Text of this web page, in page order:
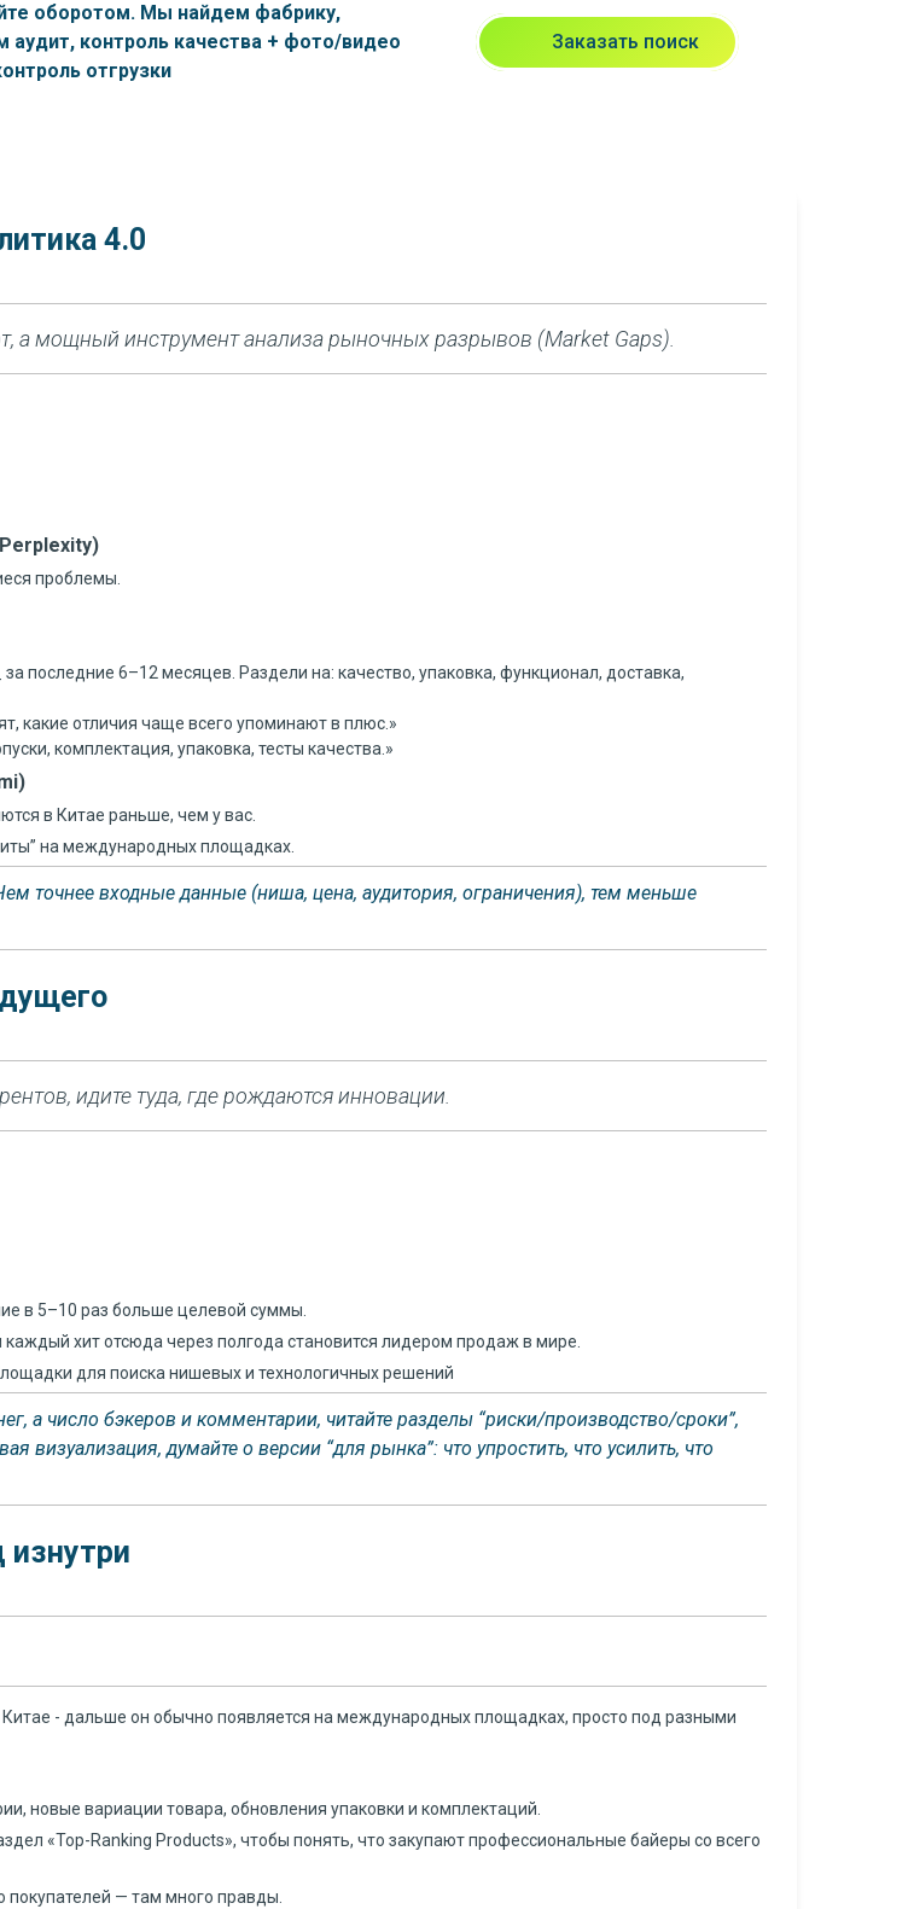
оборотом. Мы найдем фабрику,
аудит, контроль качества + фото/видео
отгрузки
Заказать поиск
4.0
а мощный инструмент анализа рыночных разрывов (Market Gaps).
проблемы.
последние 6–12 месяцев. Раздели на: качество, упаковка, функционал, доставка,
какие отличия чаще всего упоминают в плюс.»
комплектация, упаковка, тесты качества.»
в Китае раньше, чем у вас.
на международных площадках.
точнее входные данные (ниша, цена, аудитория, ограничения), тем меньше
идите туда, где рождаются инновации.
в 5–10 раз больше целевой суммы.
каждый хит отсюда через полгода становится лидером продаж в мире.
для поиска нишевых и технологичных решений
а число бэкеров и комментарии, читайте разделы “риски/производство/сроки”,
визуализация, думайте о версии “для рынка”: что упростить, что усилить, что
изнутри
- дальше он обычно появляется на международных площадках, просто под разными
новые вариации товара, обновления упаковки и комплектаций.
«Top-Ranking Products», чтобы понять, что закупают профессиональные байеры со всего
— там много правды.